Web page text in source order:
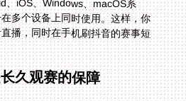
久观赛的保障